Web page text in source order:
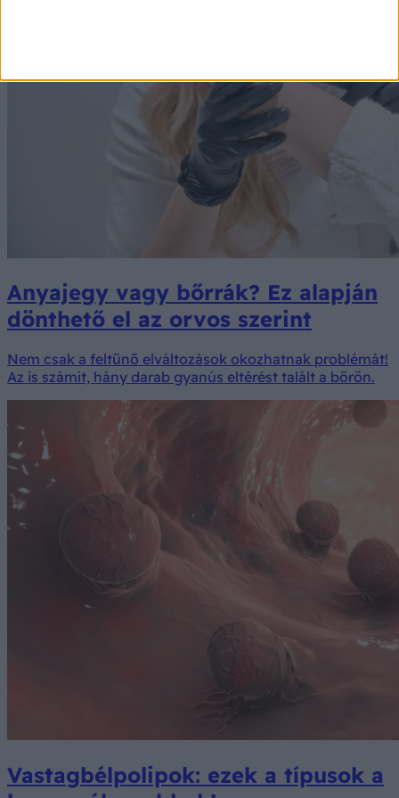
Anyajegy vagy bőrrák? Ez alapján
dönthető el az orvos szerint
Nem csak a feltűnő elváltozások okozhatnak problémát!
Az is számít, hány darab gyanús eltérést talált a bőrön.
Vastagbélpolipok: ezek a típusok a